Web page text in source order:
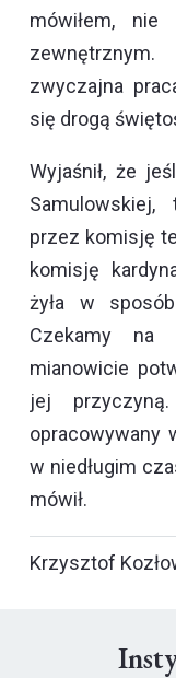
mówiłem, nie
zwyczajna
się drogą
Wyjaśnił, że
przez komisję
komisję
żyła w
Czekamy na
mianowicie
jej
opracowywany
w niedługim
mówił.
Krzysztof